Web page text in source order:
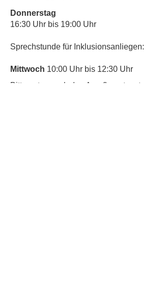
Donnerstag
16:30 Uhr bis 19:00 Uhr
Sprechstunde für Inklusionsanliegen:
Mittwoch 10:00 Uhr bis 12:30 Uhr
​Bitte nutze auch den Anrufbeantworter,